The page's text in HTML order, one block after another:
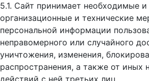
5.1. Сайт принимает необходимые
организационные и технические
персональной информации
неправомерного или случайного
уничтожения, изменения,
распространения, а также от иных